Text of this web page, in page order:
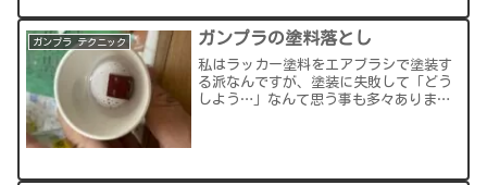
や、塗装のコツ、スジボリな...
ガンプラ テクニック ガンプラの塗料落とし
私はラッカー塗料をエアブラシで塗装す
る派なんですが、塗装に失敗して「どう
しよう…」なんて思う事も多々ありまし